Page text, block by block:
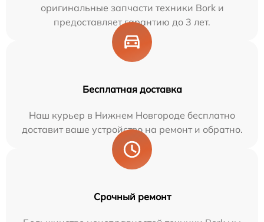
оригинальные запчасти техники Bork и
предоставляет гарантию до 3 лет.
Бесплатная доставка
Наш курьер в Нижнем Новгороде бесплатно
доставит ваше устройство на ремонт и обратно.
Срочный ремонт